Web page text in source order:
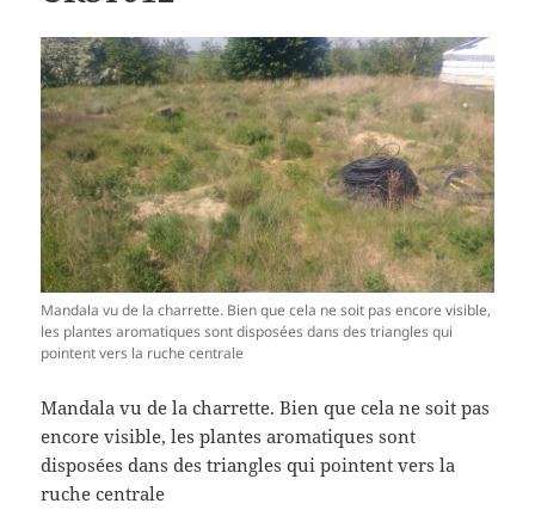
Mandala vu de la charrette. Bien que cela ne soit pas encore visible,
les plantes aromatiques sont disposées dans des triangles qui
pointent vers la ruche centrale
Mandala vu de la charrette. Bien que cela ne soit pas
encore visible, les plantes aromatiques sont
disposées dans des triangles qui pointent vers la
ruche centrale